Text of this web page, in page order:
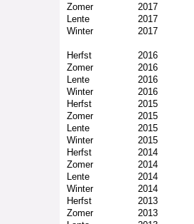
Zomer
2017
Lente
2017
Winter
2017
Herfst
2016
Zomer
2016
Lente
2016
Winter
2016
Herfst
2015
Zomer
2015
Lente
2015
Winter
2015
Herfst
2014
Zomer
2014
Lente
2014
Winter
2014
Herfst
2013
Zomer
2013